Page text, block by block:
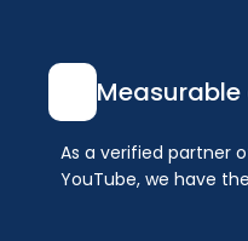
As a verified partner
YouTube, we have